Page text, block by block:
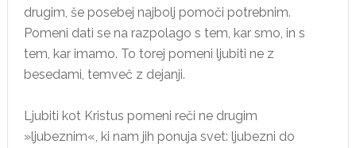
drugim, še posebej najbolj pomoči potrebnim.
Pomeni dati se na razpolago s tem, kar smo, in s
tem, kar imamo. To torej pomeni ljubiti ne z
besedami, temveč z dejanji.
Ljubiti kot Kristus pomeni reči ne drugim
»ljubeznim«, ki nam jih ponuja svet: ljubezni do